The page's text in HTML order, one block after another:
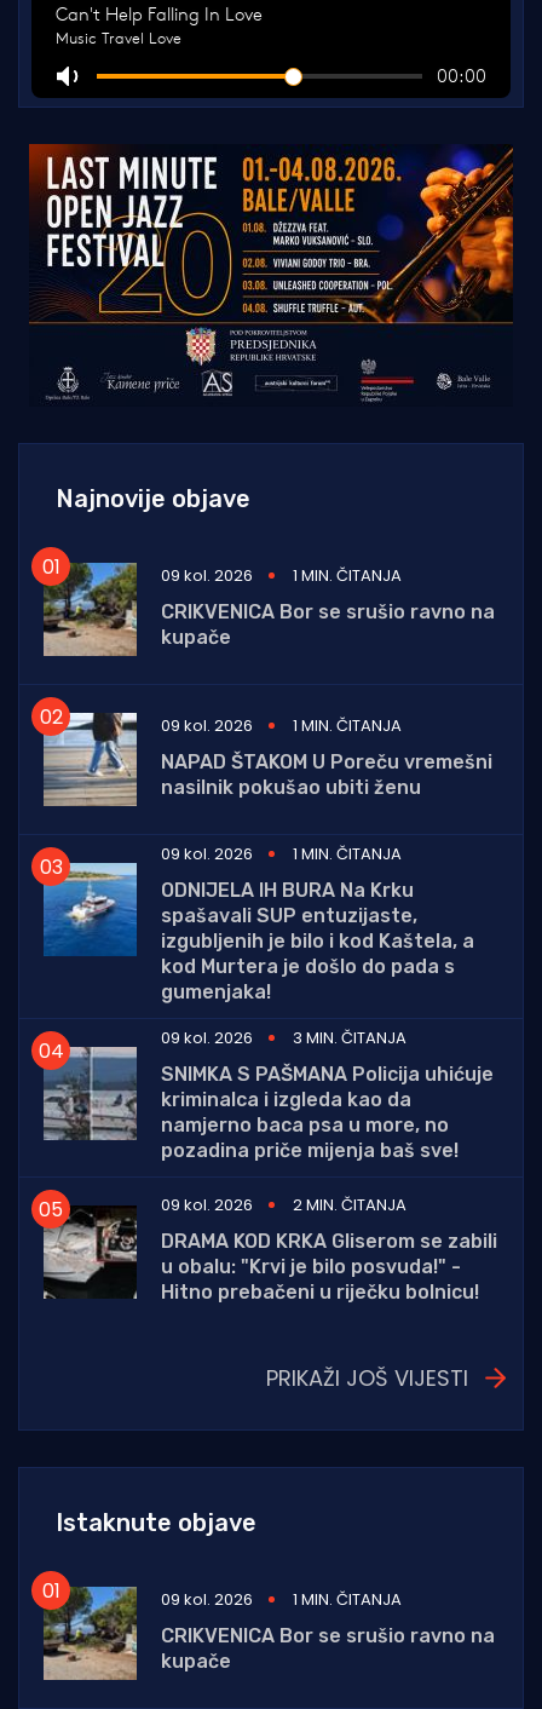
Najnovije objave
09 kol. 2026
1 MIN. ČITANJA
CRIKVENICA Bor se srušio ravno na
kupače
09 kol. 2026
1 MIN. ČITANJA
NAPAD ŠTAKOM U Poreču vremešni
nasilnik pokušao ubiti ženu
09 kol. 2026
1 MIN. ČITANJA
ODNIJELA IH BURA Na Krku
spašavali SUP entuzijaste,
izgubljenih je bilo i kod Kaštela, a
kod Murtera je došlo do pada s
gumenjaka!
09 kol. 2026
3 MIN. ČITANJA
SNIMKA S PAŠMANA Policija uhićuje
kriminalca i izgleda kao da
namjerno baca psa u more, no
pozadina priče mijenja baš sve!
09 kol. 2026
2 MIN. ČITANJA
DRAMA KOD KRKA Gliserom se zabili
u obalu: "Krvi je bilo posvuda!" -
Hitno prebačeni u riječku bolnicu!
PRIKAŽI JOŠ VIJESTI
Istaknute objave
09 kol. 2026
1 MIN. ČITANJA
CRIKVENICA Bor se srušio ravno na
kupače